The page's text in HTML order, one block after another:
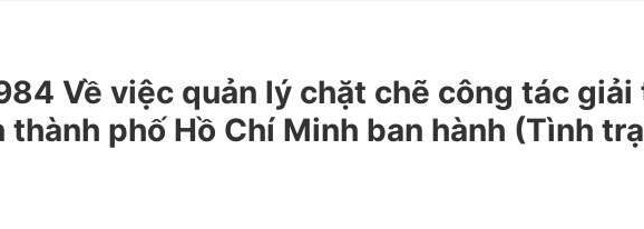
Về việc quản lý chặt chẽ công tác
phố Hồ Chí Minh ban hành (Tình